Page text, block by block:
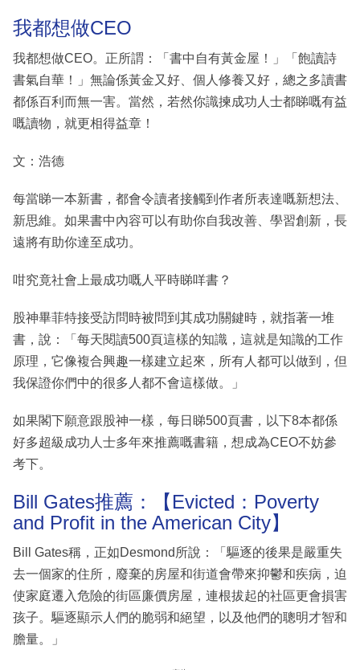
區
我都想做CEO
我都想做CEO。正所謂：「書中自有黃金屋！」「飽讀詩
書氣自華！」無論係黃金又好、個人修養又好，總之多讀書
都係百利而無一害。當然，若然你識揀成功人士都睇嘅有益
嘅讀物，就更相得益章！
文：浩德
每當睇一本新書，都會令讀者接觸到作者所表達嘅新想法、
新思維。如果書中內容可以有助你自我改善、學習創新，長
遠將有助你達至成功。
咁究竟社會上最成功嘅人平時睇咩書？
股神畢菲特接受訪問時被問到其成功關鍵時，就指著一堆
書，說：「每天閱讀500頁這樣的知識，這就是知識的工作
原理，它像複合興趣一樣建立起來，所有人都可以做到，但
我保證你們中的很多人都不會這樣做。」
如果閣下願意跟股神一樣，每日睇500頁書，以下8本都係
好多超級成功人士多年來推薦嘅書籍，想成為CEO不妨參
考下。
Bill Gates推薦：【Evicted：Poverty
and Profit in the American City】
Bill Gates稱，正如Desmond所說：「驅逐的後果是嚴重失
去一個家的住所，廢棄的房屋和街道會帶來抑鬱和疾病，迫
使家庭遷入危險的街區廉價房屋，連根拔起的社區更會損害
孩子。驅逐顯示人們的脆弱和絕望，以及他們的聰明才智和
膽量。」